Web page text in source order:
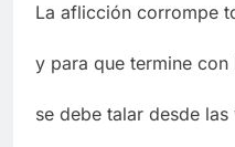
La aflicción corrompe
y para que termine con
se debe talar desde las